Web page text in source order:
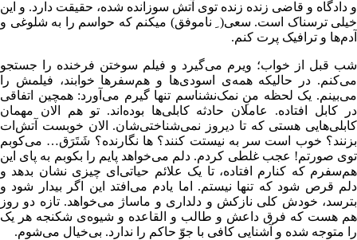
و دادگاه و قاضی زنده زنده توی آتش سوزانده شده، حقیقت دارد. و این
خیلی ترسناک است. سعی( ِ ناموفق) میکنم که حواسم را به شلوغی و
آدم‌ها و ترافیک پرت کنم.
شب قبل از خواب؛ ویرم می‌گیرد و فیلم سوختن فرخنده را جستجو
می‌کنم. در حالیکه همه‌ی اسودی‌ها و هم‌سفرها خوابند، فیلمش را
می‌بینم. یک لحظه منِ نمک‌نشناسم تنها گیرم می‌آورد: همچین اتفاقی
در کابل افتاده. عاملان حادثه کابلی‌ها بوده‌اند. تو هم الان مهمان
کابلی‌هایی هستی که تا دیروز نمی‌شناختی‌شان. الان خوبست آتش‌ات
بزنند؟ خوب است سر به نیستت کنند؟ ها نگارنده؟ شَتَرَق… می‌کوبم
توی صورتم! عجب غلطی کردم. دلم می‌خواهد پایم را بکوبم به پای این
هم‌سفرم که کنارم افتاده، تا یک علائم حیاتی‌ای چیزی نشان بدهد و
دلم قرص شود که تنها نیستم. اما یادم می‌افتد این اگر بیدار شود و
بترسد، خودش کلی نازکش و دلداری و ماساژ می‌خواهد. تازه دو روز
هم هست که فرق داعش و طالب و القاعده و شیوه‌ی شکنجه هر یک
را متوجه شده و آشنایی کافی با جوّ حاکم را ندارد. بی‌خیال می‌شوم.